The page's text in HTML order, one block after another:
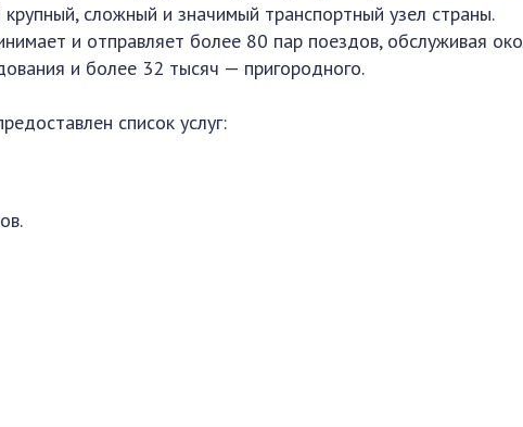
сложный и значимый транспортный узел страны.
и отправляет более 80 пар поездов, обслуживая
и более 32 тысяч — пригородного.
список услуг: